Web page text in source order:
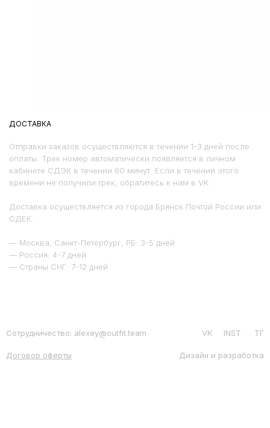
ДОСТАВКА
Отправки заказов осуществляются в течении 1-3 дней после
оплаты. Трек номер автоматически появляется в личном
кабинете СДЭК в течении 60 минут. Если в течении этого
времени не получили трек, обратитесь к нам в VK
Доставка осуществляется из города Брянск Почтой России или
СДЕК.
— Москва, Санкт-Петербург, РБ: 3-5 дней
— Россия: 4-7 дней
— Страны СНГ: 7-12 дней
VK INST ТГ
Сотрудничество: alexey@outfit.team
Договор оферты Дизайн и разработка